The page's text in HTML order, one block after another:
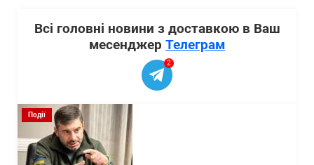
Всі головні новини з доставкою в Ваш
месенджер Телеграм
2
Події